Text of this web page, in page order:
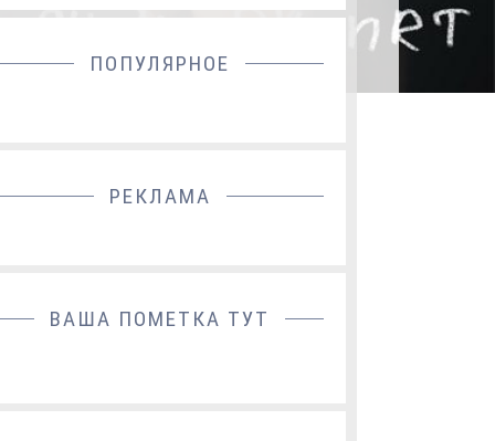
ПОПУЛЯРНОЕ
РЕКЛАМА
ВАША ПОМЕТКА ТУТ